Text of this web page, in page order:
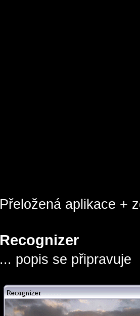
Přeložená aplikace +
Recognizer
... popis se připravuje